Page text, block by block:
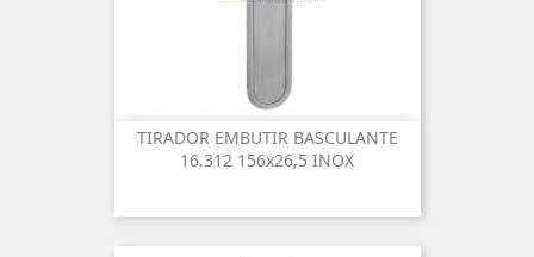
TIRADOR EMBUTIR BASCULANTE
16.312 156x26,5 INOX